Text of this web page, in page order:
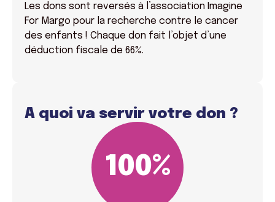
Les dons sont reversés à l’association Imagine
For Margo pour la recherche contre le cancer
des enfants ! Chaque don fait l’objet d’une
déduction fiscale de 66%.
A quoi va servir votre don ?
100%